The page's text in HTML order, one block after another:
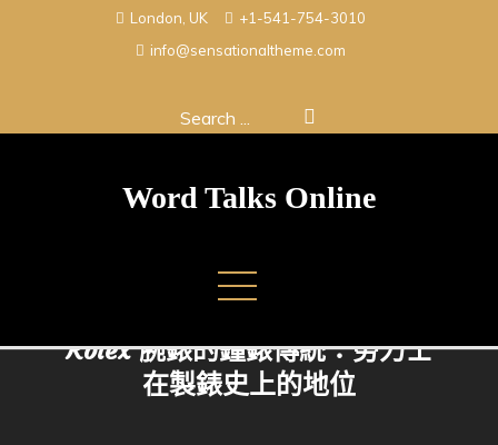
London, UK
+1-541-754-3010
info@sensationaltheme.com
Search
Word Talks Online
Rolex 腕錶的鐘錶傳統：勞力士
在製錶史上的地位